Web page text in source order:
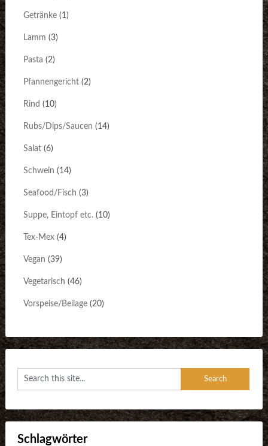
Getränke(1)
Lamm (3)
Pasta (2)
Pfannengericht(2)
Rind (10)
Rubs/Dips/Saucen (14)
Salat(6)
Schwein (14)
Seafood/Fisch (3)
Suppe, Eintopf etc.(10)
Tex-Mex(4)
Vegan (39)
Vegetarisch (46)
Vorspeise/Beilage(20)
Schlagwörter